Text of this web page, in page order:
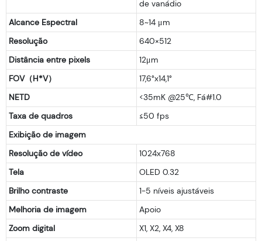
de vanádio
Alcance Espectral
8~14 μm
Resolução
640×512
Distância entre pixels
12μm
FOV（H*V）
17,6°x14,1°
NETD
<35mK @25℃, Fá#1.0
Taxa de quadros
≤50 fps
Exibição de imagem
Resolução de vídeo
1024x768
Tela
OLED 0.32
Brilho contraste
1-5 níveis ajustáveis
Melhoria de imagem
Apoio
Zoom digital
X1, X2, X4, X8